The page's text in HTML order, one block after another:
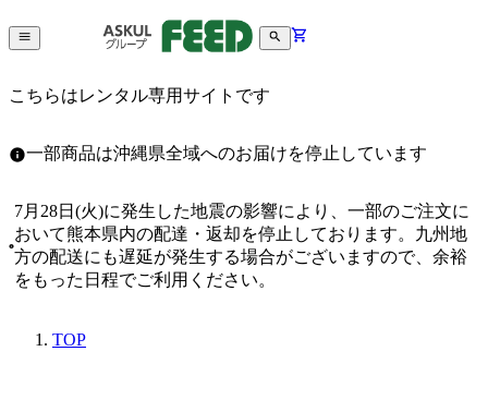
こちらはレンタル専用サイトです
一部商品は沖縄県全域へのお届けを停止しています
7月28日(火)に発生した地震の影響により、一部のご注文に
おいて熊本県内の配達・返却を停止しております。九州地
方の配送にも遅延が発生する場合がございますので、余裕
をもった日程でご利用ください。
TOP